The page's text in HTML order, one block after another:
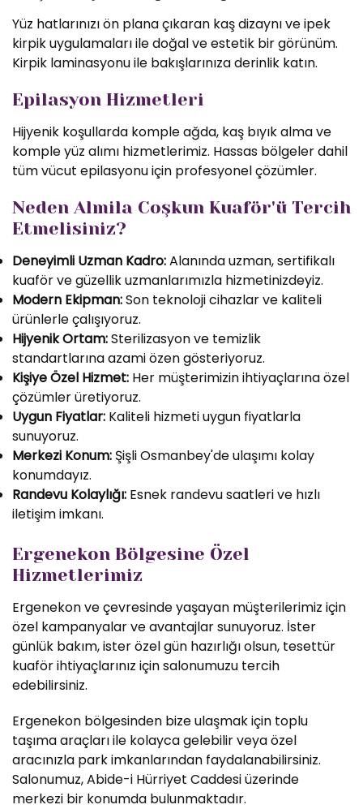
Yüz hatlarınızı ön plana çıkaran kaş dizaynı ve ipek
kirpik uygulamaları ile doğal ve estetik bir görünüm.
Kirpik laminasyonu ile bakışlarınıza derinlik katın.
Epilasyon Hizmetleri
Hijyenik koşullarda komple ağda, kaş bıyık alma ve
komple yüz alımı hizmetlerimiz. Hassas bölgeler dahil
tüm vücut epilasyonu için profesyonel çözümler.
Neden Almila Coşkun Kuaför'ü Tercih
Etmelisiniz?
Deneyimli Uzman Kadro:Alanında uzman, sertifikalı
kuaför ve güzellik uzmanlarımızla hizmetinizdeyiz.
Modern Ekipman:Son teknoloji cihazlar ve kaliteli
ürünlerle çalışıyoruz.
Hijyenik Ortam:Sterilizasyon ve temizlik
standartlarına azami özen gösteriyoruz.
Kişiye Özel Hizmet: Her müşterimizin ihtiyaçlarına özel
çözümler üretiyoruz.
Uygun Fiyatlar: Kaliteli hizmeti uygun fiyatlarla
sunuyoruz.
Merkezi Konum: Şişli Osmanbey'de ulaşımı kolay
konumdayız.
Randevu Kolaylığı: Esnek randevu saatleri ve hızlı
iletişim imkanı.
Ergenekon Bölgesine Özel
Hizmetlerimiz
Ergenekon ve çevresinde yaşayan müşterilerimiz için
özel kampanyalar ve avantajlar sunuyoruz. İster
günlük bakım, ister özel gün hazırlığı olsun, tesettür
kuaför ihtiyaçlarınız için salonumuzu tercih
edebilirsiniz.
Ergenekon bölgesinden bize ulaşmak için toplu
taşıma araçları ile kolayca gelebilir veya özel
aracınızla park imkanlarından faydalanabilirsiniz.
Salonumuz, Abide-i Hürriyet Caddesi üzerinde
merkezi bir konumda bulunmaktadır.